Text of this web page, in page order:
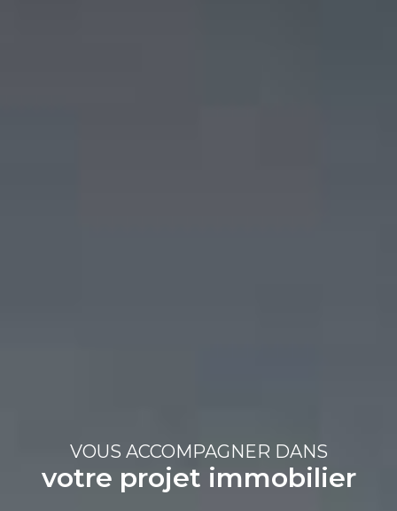
VOUS ACCOMPAGNER DANS
votre projet immobilier